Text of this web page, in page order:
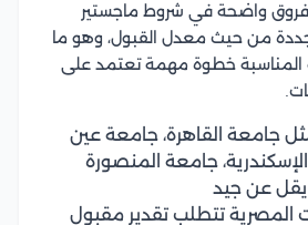
فروق واضحة في شروط ماجستير
من حيث معدل القبول، وهو ما
المناسبة خطوة مهمة تعتمد على
جامعة القاهرة، جامعة عين
جامعة المنصورة
يقل عن جيد
المصرية تتطلب تقدير مقبول